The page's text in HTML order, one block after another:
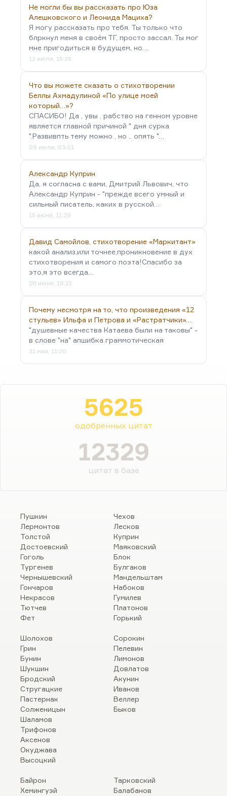
Не могли бы вы рассказать про Юза
Алешковского и Леонида Мациха?
Я могу рассказать про тебя. Ты только что
блркнул меня в своём ТГ, просто зассал. Ты мог
мне пригодиться в будущем, но…
12 июля, 15:25
Что вы можете сказать о стихотворении
Беллы Ахмадулиной «По улице моей
который…»?
СПАСИБО! Да , увы . рабство на генном уровне
является главной причиной " дня сурка
".Развивпть тему можно , но .. опять "…
09 июля, 03:01
Александр Куприн
Да, я согласна с вами, Дмитрий Львович, что
Александр Куприн - "прежде всего умный и
сильный писатель, каких в русской…
15 июня, 11:29
Давид Самойлов, стихотворение «Маркитант»
какой анализ,или точнее,проникновение в дух
стихотворения и самого поэта!Спасибо за
это,я это всегда…
06 июня, 19:21
Почему несмотря на то, что произведения «12
стульев» Ильфа и Петрова и «Растратчики»…
"душевные качества Катаева были на таковы" -
в слове "на" апшибка граммотическая
31 мая, 11:20
5625
одобренных цитат
12329
цитат в базе
Пушкин
Лермонтов
Толстой
Достоевский
Гоголь
Тургенев
Чернышевский
Гончаров
Некрасов
Тютчев
Фет
Чехов
Лесков
Куприн
Маяковский
Блок
Булгаков
Мандельштам
Набоков
Гумилев
Платонов
Горький
Шолохов
Грин
Бунин
Шукшин
Бродский
Стругацкие
Пастернак
Солженицын
Шаламов
Трифонов
Аксенов
Окуджава
Высоцкий
Сорокин
Пелевин
Лимонов
Довлатов
Акунин
Иванов
Веллер
Быков
Байрон
Хемингуэй
Тарковский
Балабанов